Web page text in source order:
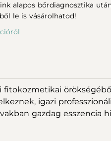
alapos bőrdiagnosztika
le is vásárolhatod!
fitokozmetikai
igazi
gazdag esszencia